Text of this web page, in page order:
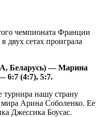
чемпионата Франции
двух сетах проиграла
Беларусь) — Марина
6:7 (4:7), 5:7.
турнира нашу страну
мира Арина Соболенко. Ее
Джессика Боусас.